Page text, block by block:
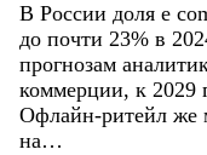
В России доля e
до почти 23% в
прогнозам
коммерции, к 2029
Офлайн-ритейл же
на…